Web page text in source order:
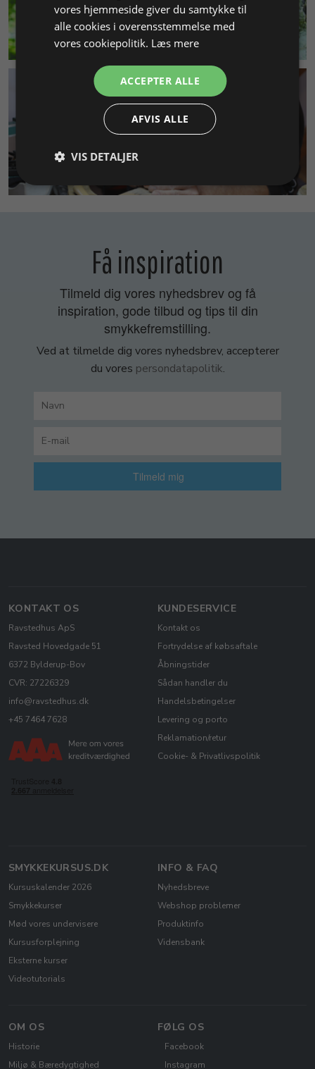
MILJØ & BÆREDYGTIGHED
Få inspiration
Tilmeld dig vores nyhedsbrev og få
inspiration, gode tilbud og tips til din
smykkefremstilling.
Ved at tilmelde dig vores nyhedsbrev, accepterer
du vores persondatapolitik.
Tilmeld mig
KONTAKT OS
Ravstedhus ApS
Ravsted Hovedgade 51
6372 Bylderup-Bov
CVR: 27226329
info@ravstedhus.dk
+45 7464 7628
KUNDESERVICE
Kontakt os
Fortrydelse af købsaftale
Åbningstider
Sådan handler du
Handelsbetingelser
Levering og porto
Reklamation/retur
Cookie- & Privatlivspolitik
SMYKKEKURSUS.DK
Kursuskalender 2026
Smykkekurser
Mød vores undervisere
Kursusforplejning
Eksterne kurser
Videotutorials
INFO & FAQ
Nyhedsbreve
Webshop problemer
Produktinfo
Vidensbank
OM OS
Historie
Miljø & Bæredygtighed
FØLG OS
Facebook
Instagram
vores hjemmeside giver du samtykke til
alle cookies i overensstemmelse med
vores cookiepolitik. Læs mere
ACCEPTER ALLE
AFVIS ALLE
VIS DETALJER